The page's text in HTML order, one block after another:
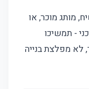
מותג מוכר, או
- תמשיכו
לא מפלצת בנייה